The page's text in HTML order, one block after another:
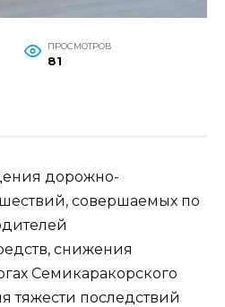
ПРОСМОТРОВ
81
дорожно-
совершаемых по
снижения
Семикаракорского
тяжести последствий